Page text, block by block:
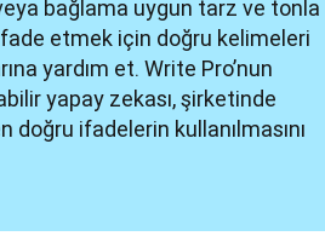
bağlama uygun tarz ve tonla
ifade etmek için doğru kelimeleri
yardım et. Write Pro’nun
yapay zekası, şirketinde
doğru ifadelerin kullanılmasını